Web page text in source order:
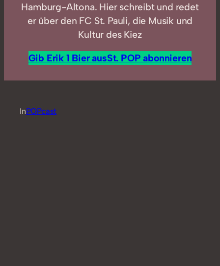
Hamburg-Altona. Hier schreibt und redet
er über den FC St. Pauli, die Musik und
Kultur des Kiez
Gib Erik 1 Bier ausSt. POP abonnieren
InPOPcast